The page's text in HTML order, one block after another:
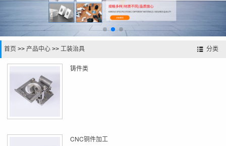
分类
首页 >> 产品中心 >> 工装治具
铸件类
CNC铜件加工